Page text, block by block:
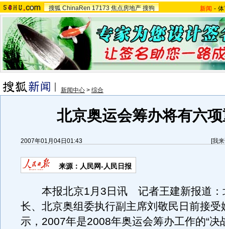
搜狐 ChinaRen 17173 焦点房地产 搜狗 新闻 -
新闻中心 > 综合
北京奥运会筹办将有六
2007年01月04日01:43 [我
来源：人民网-人民日报
本报北京1月3日讯 记者王建新报道：
长、北京奥组委执行副主席刘敬民日前接受
示，2007年是2008年奥运会筹办工作的“决